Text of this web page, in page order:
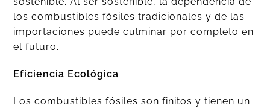
los combustibles fósiles tradicionales y de las
importaciones puede culminar por completo en
el futuro.
Eficiencia Ecológica
Los combustibles fósiles son finitos y tienen un